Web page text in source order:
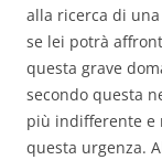
alla ricerca di
se lei potrà
questa grave
secondo questa
più indifferente e
questa urgenza.